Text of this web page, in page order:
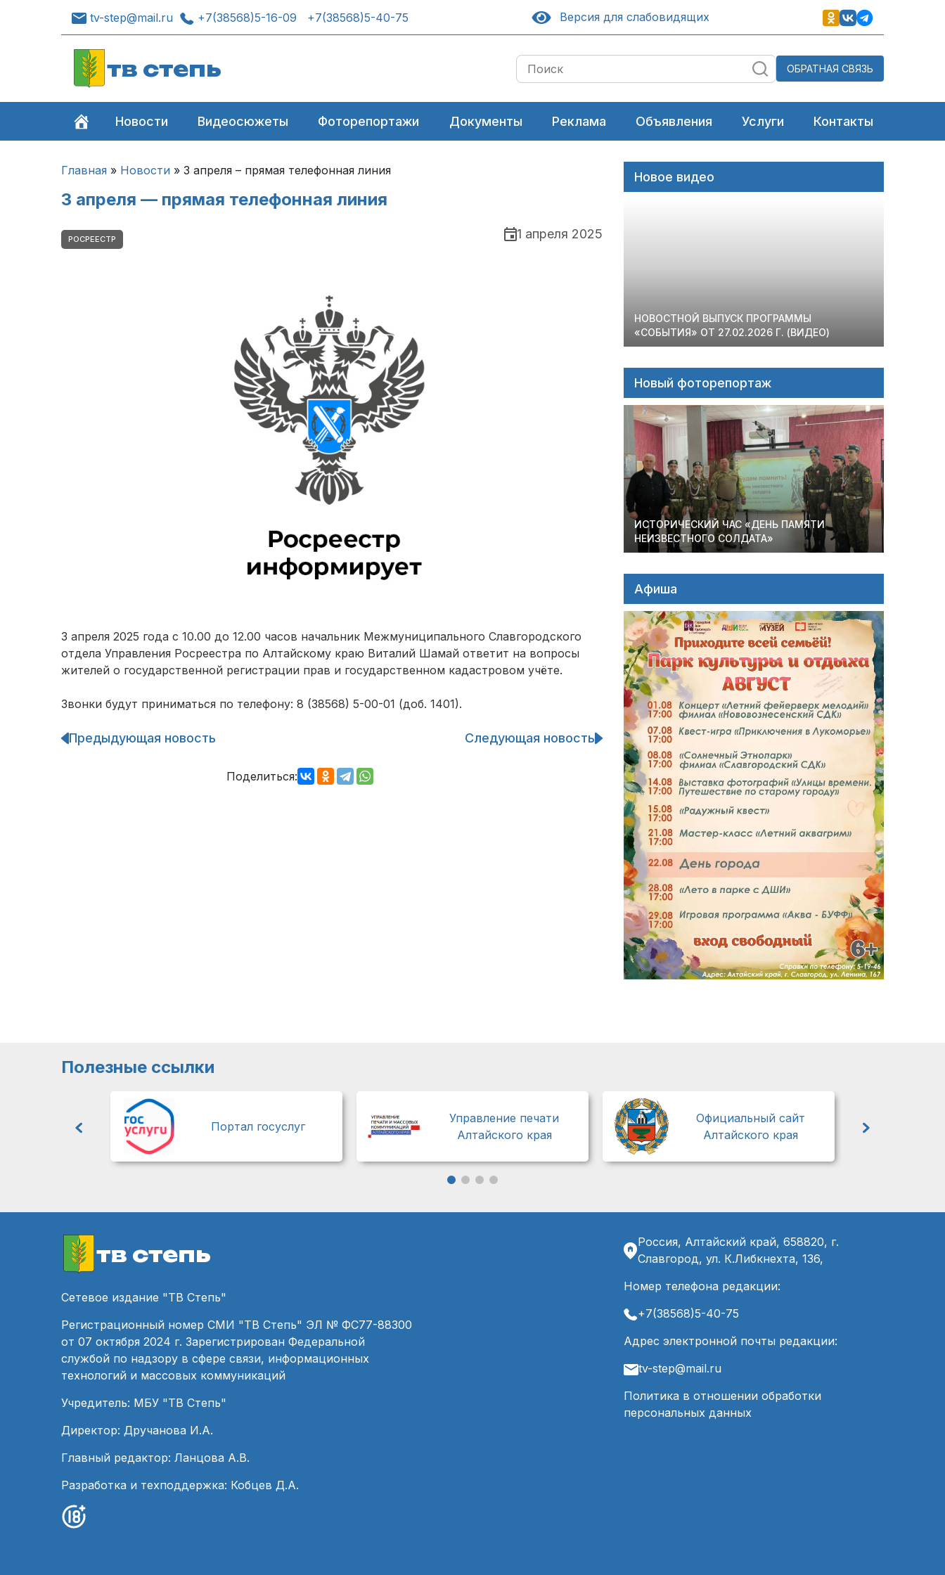
tv-step@mail.ru +7(38568)5-16-09 +7(38568)5-40-75 Версия для слабовидящих
тв степь ОБРАТНАЯ СВЯЗЬ
Новости Видеосюжеты Фоторепортажи Документы Реклама Объявления Услуги Контакты
Главная » Новости » 3 апреля – прямая телефонная линия
3 апреля — прямая телефонная линия
РОСРЕЕСТР 1 апреля 2025
3 апреля 2025 года с 10.00 до 12.00 часов начальник Межмуниципального Славгородского
отдела Управления Росреестра по Алтайскому краю Виталий Шамай ответит на вопросы
жителей о государственной регистрации прав и государственном кадастровом учёте.
Звонки будут приниматься по телефону: 8 (38568) 5-00-01 (доб. 1401).
Навигация
Предыдующая новость Следующая новость
Поделиться:
Новое видео
НОВОСТНОЙ ВЫПУСК ПРОГРАММЫ
«СОБЫТИЯ» ОТ 27.02.2026 Г. (ВИДЕО)
Новый фоторепортаж
ИСТОРИЧЕСКИЙ ЧАС «ДЕНЬ ПАМЯТИ
НЕИЗВЕСТНОГО СОЛДАТА»
Афиша
Полезные ссылки
Портал госуслуг
Управление печати
Алтайского края
Официальный сайт
Алтайского края
тв степь
Сетевое издание "ТВ Степь"
Регистрационный номер СМИ "ТВ Степь" ЭЛ № ФС77-88300
от 07 октября 2024 г. Зарегистрирован Федеральной
службой по надзору в сфере связи, информационных
технологий и массовых коммуникаций
Учредитель: МБУ "ТВ Степь"
Директор: Дручанова И.А.
Главный редактор: Ланцова А.В.
Разработка и техподдержка: Кобцев Д.А.
Россия, Алтайский край, 658820, г.
Славгород, ул. К.Либкнехта, 136,
Номер телефона редакции:
+7(38568)5-40-75
Адрес электронной почты редакции:
tv-step@mail.ru
Политика в отношении обработки
персональных данных